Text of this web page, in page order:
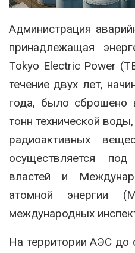
Администрация
принадлежащая
Tokyo Electric Power
течение двух лет,
года, было сброшено
тонн технической
радиоактивных
осуществляется
властей и
атомной энергии
международных
На территории АЭС до